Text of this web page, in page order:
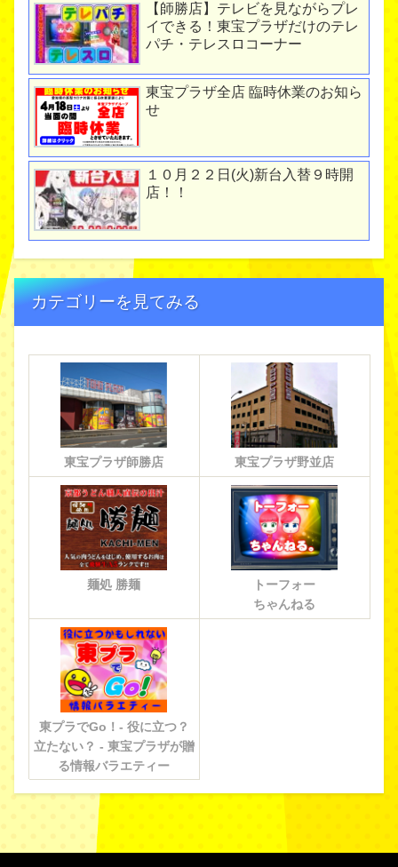
【師勝店】テレビを見ながらプレ
イできる！東宝プラザだけのテレ
パチ・テレスロコーナー
東宝プラザ全店 臨時休業のお知ら
せ
１０月２２日(火)新台入替９時開
店！！
カテゴリーを見てみる
東宝プラザ師勝店 東宝プラザ野並店
麺処 勝麺
トーフォー
ちゃんねる
東プラでGo！- 役に立つ？
立たない？ - 東宝プラザが贈
る情報バラエティー